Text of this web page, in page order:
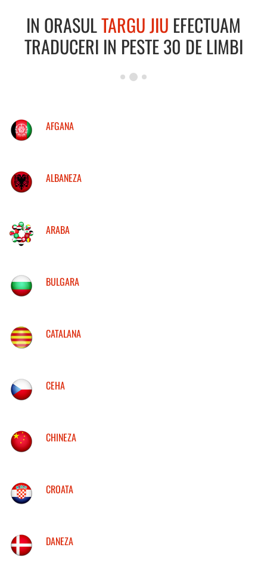
IN ORASULTARGU JIU EFECTUAM
TRADUCERI IN PESTE 30 DE LIMBI
AFGANA
ALBANEZA
ARABA
BULGARA
CATALANA
CEHA
CHINEZA
CROATA
DANEZA